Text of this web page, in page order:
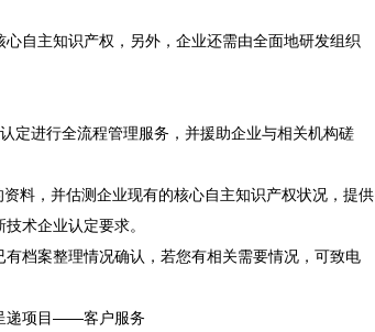
自主知识产权，另外，企业还需由全面地研发组织
进行全流程管理服务，并援助企业与相关机构磋
料，并估测企业现有的核心自主知识产权状况，提供
术企业认定要求。
档案整理情况确认，若您有相关需要情况，可致电
递项目——客户服务